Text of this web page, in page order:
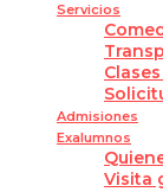
Servicios
Admisiones
Exalumnos
Visita